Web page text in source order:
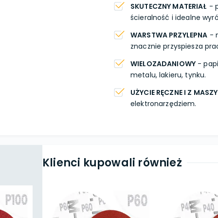
SKUTECZNY MATERIAŁ -
ścieralność i idealne
WARSTWA PRZYLEPNA -
znacznie przyspiesza
WIELOZADANIOWY-
metalu, lakieru, tynku.
UŻYCIE RĘCZNE I Z
elektronarzędziem.
Klienci kupowali również